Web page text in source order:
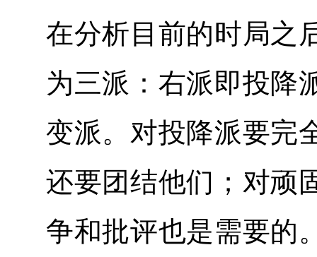
在分析目前的时局之
为三派：右派即投降
变派。对投降派要完
还要团结他们；对顽
争和批评也是需要的